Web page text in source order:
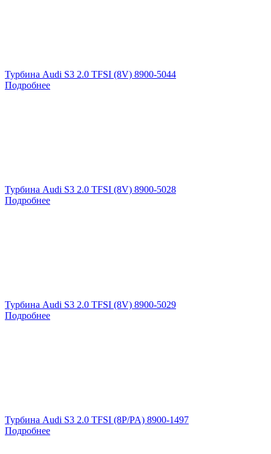
Турбина Audi S3 2.0 TFSI (8V) 8900-5044
Подробнее
Турбина Audi S3 2.0 TFSI (8V) 8900-5028
Подробнее
Турбина Audi S3 2.0 TFSI (8V) 8900-5029
Подробнее
Турбина Audi S3 2.0 TFSI (8P/PA) 8900-1497
Подробнее